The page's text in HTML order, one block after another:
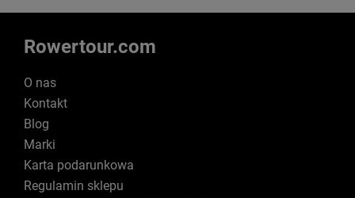
Rowertour.com
O nas
Kontakt
Blog
Marki
Karta podarunkowa
Regulamin sklepu